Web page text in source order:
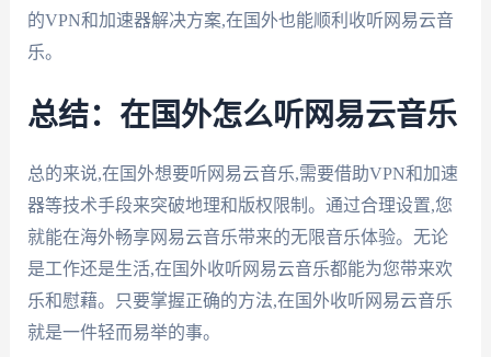
的VPN和加速器解决方案,在国外也能顺利收听网易云音
乐。
总结：在国外怎么听网易云音乐
总的来说,在国外想要听网易云音乐,需要借助VPN和加速
器等技术手段来突破地理和版权限制。通过合理设置,您
就能在海外畅享网易云音乐带来的无限音乐体验。无论
是工作还是生活,在国外收听网易云音乐都能为您带来欢
乐和慰藉。只要掌握正确的方法,在国外收听网易云音乐
就是一件轻而易举的事。